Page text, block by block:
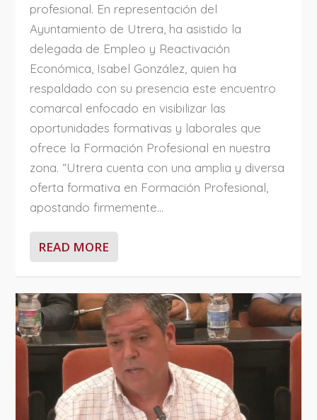
profesional. En representación del
Ayuntamiento de Utrera, ha asistido la
delegada de Empleo y Reactivación
Económica, Isabel González, quien ha
respaldado con su presencia este encuentro
comarcal enfocado en visibilizar las
oportunidades formativas y laborales que
ofrece la Formación Profesional en nuestra
zona. “Utrera cuenta con una amplia y diversa
oferta formativa en Formación Profesional,
apostando firmemente...
READ MORE